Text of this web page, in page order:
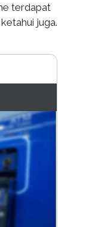
terdapat
juga.